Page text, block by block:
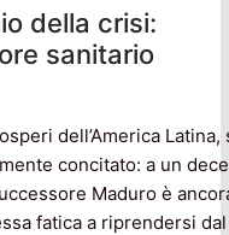
della crisi:
sanitario
dell’America Latina,
concitato: a un
Maduro è
fatica a riprendersi